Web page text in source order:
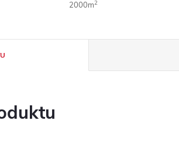
2000m2